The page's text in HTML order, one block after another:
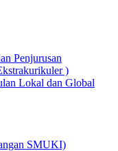
Penjurusan
)
Lokal dan Global
SMUKI)